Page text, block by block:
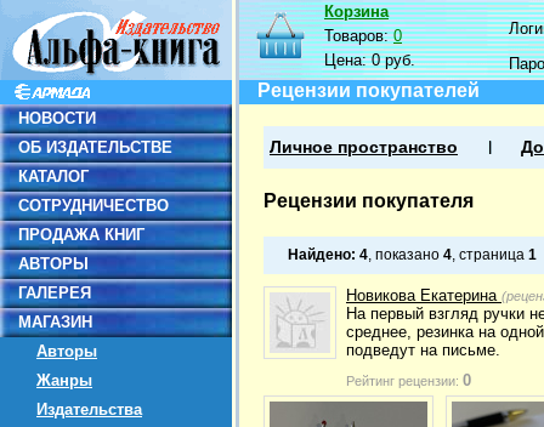
НОВОСТИ
ОБ ИЗДАТЕЛЬСТВЕ
КАТАЛОГ
СОТРУДНИЧЕСТВО
ПРОДАЖА КНИГ
АВТОРЫ
ГАЛЕРЕЯ
МАГАЗИН
Авторы
Жанры
Издательства
Корзина
Товаров:0
Цена:0 руб.
Рецензии покупателей
Личное пространство
Рецензии покупателя
Найдено: 4, показано 4, страница 1
Новикова Екатерина
На первый взгляд ручки
среднее, резинка на
подведут на письме.
Рейтинг рецензии: 0